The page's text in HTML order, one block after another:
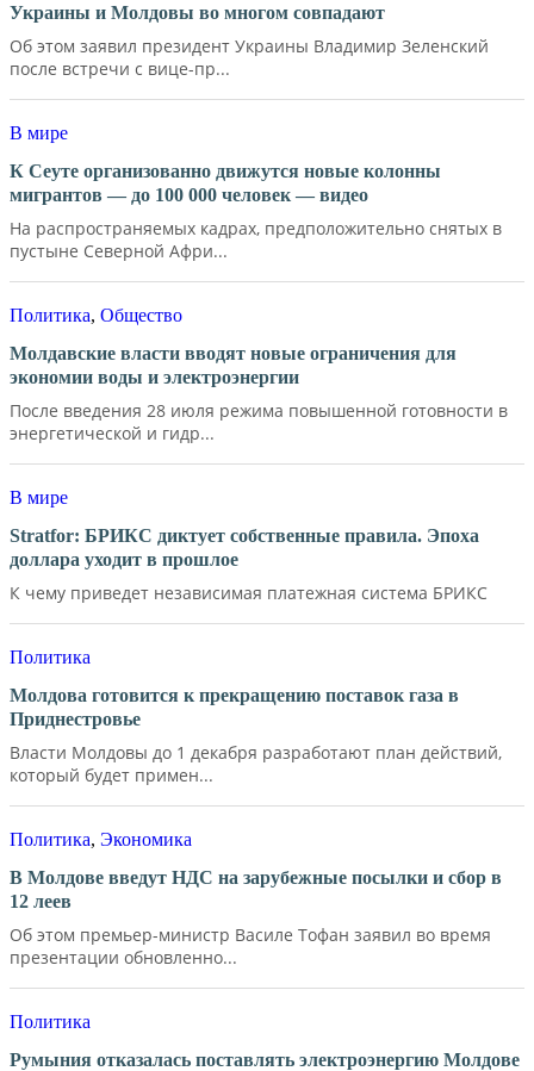
Украины и Молдовы во многом совпадают
Об этом заявил президент Украины Владимир Зеленский
после встречи с вице-пр...
В мире
К Сеуте организованно движутся новые колонны
мигрантов — до 100 000 человек — видео
На распространяемых кадрах, предположительно снятых в
пустыне Северной Афри...
Политика, Общество
Молдавские власти вводят новые ограничения для
экономии воды и электроэнергии
После введения 28 июля режима повышенной готовности в
энергетической и гидр...
В мире
Stratfor: БРИКС диктует собственные правила. Эпоха
доллара уходит в прошлое
К чему приведет независимая платежная система БРИКС
Политика
Молдова готовится к прекращению поставок газа в
Приднестровье
Власти Молдовы до 1 декабря разработают план действий,
который будет примен...
Политика, Экономика
В Молдове введут НДС на зарубежные посылки и сбор в
12 леев
Об этом премьер-министр Василе Тофан заявил во время
презентации обновленно...
Политика
Румыния отказалась поставлять электроэнергию Молдове